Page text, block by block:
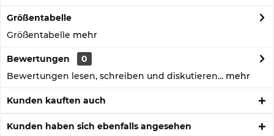
Größentabelle
Größentabelle mehr
Bewertungen
0
Bewertungen lesen, schreiben und diskutieren... mehr
Kunden kauften auch
Kunden haben sich ebenfalls angesehen